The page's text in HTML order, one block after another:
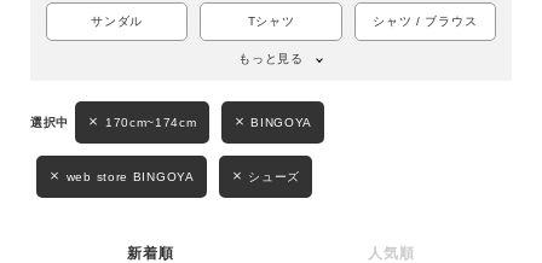
サンダル Tシャツ シャツ / ブラウス
もっと見る
170cm~174cm BINGOYA
web store BINGOYA シューズ
新着順 人気順